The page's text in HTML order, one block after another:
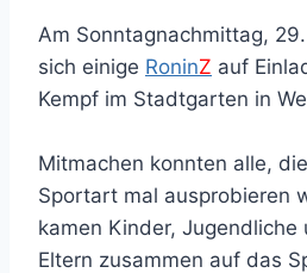
Am Sonntagnachmittag,
sich einige RoninZ auf
Kempf im Stadtgarten in
Mitmachen konnten alle,
Sportart mal ausprobieren
kamen Kinder, Jugendliche
Eltern zusammen auf das